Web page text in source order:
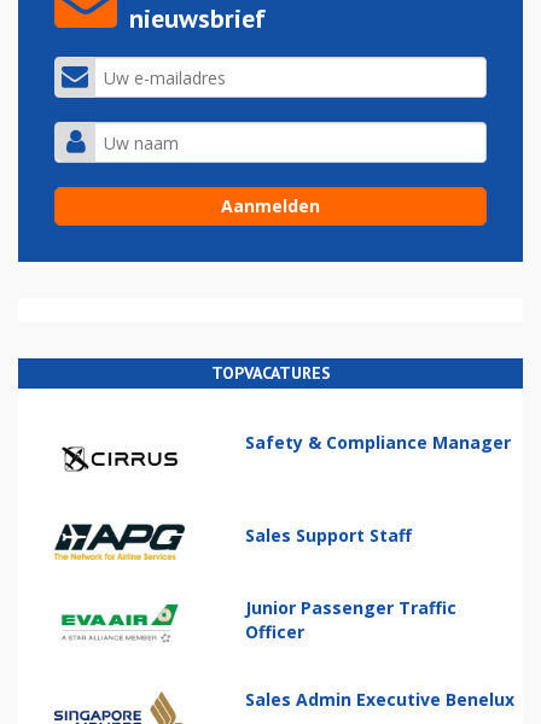
nieuwsbrief
TOPVACATURES
Safety & Compliance Manager
Sales Support Staff
Junior Passenger Traffic
Officer
Sales Admin Executive Benelux